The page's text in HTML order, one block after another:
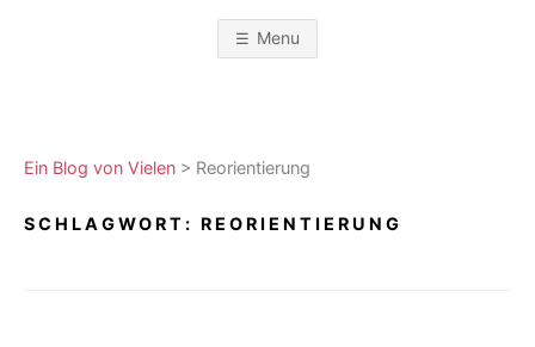
Menu
Ein Blog von Vielen > Reorientierung
SCHLAGWORT: REORIENTIERUNG